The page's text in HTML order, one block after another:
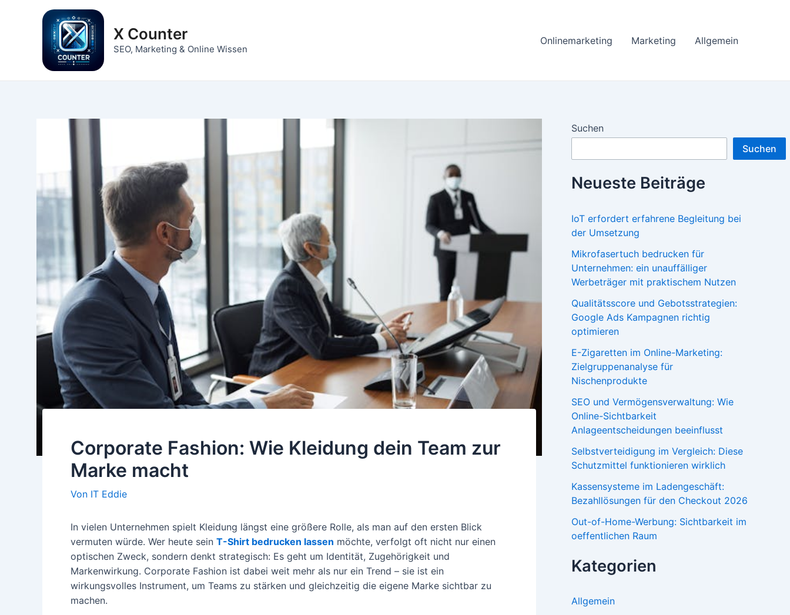
X Counter
SEO, Marketing & Online Wissen
Onlinemarketing Marketing Allgemein
Corporate Fashion: Wie Kleidung dein Team zur
Marke macht
Von IT Eddie
In vielen Unternehmen spielt Kleidung längst eine größere Rolle, als man auf den ersten Blick
vermuten würde. Wer heute sein T-Shirt bedrucken lassen möchte, verfolgt oft nicht nur einen
optischen Zweck, sondern denkt strategisch: Es geht um Identität, Zugehörigkeit und
Markenwirkung. Corporate Fashion ist dabei weit mehr als nur ein Trend – sie ist ein
wirkungsvolles Instrument, um Teams zu stärken und gleichzeitig die eigene Marke sichtbar zu
machen.
Suchen
Suchen
Neueste Beiträge
IoT erfordert erfahrene Begleitung bei
der Umsetzung
Mikrofasertuch bedrucken für
Unternehmen: ein unauffälliger
Werbeträger mit praktischem Nutzen
Qualitätsscore und Gebotsstrategien:
Google Ads Kampagnen richtig
optimieren
E-Zigaretten im Online-Marketing:
Zielgruppenanalyse für
Nischenprodukte
SEO und Vermögensverwaltung: Wie
Online-Sichtbarkeit
Anlageentscheidungen beeinflusst
Selbstverteidigung im Vergleich: Diese
Schutzmittel funktionieren wirklich
Kassensysteme im Ladengeschäft:
Bezahllösungen für den Checkout 2026
Out-of-Home-Werbung: Sichtbarkeit im
oeffentlichen Raum
Kategorien
Allgemein